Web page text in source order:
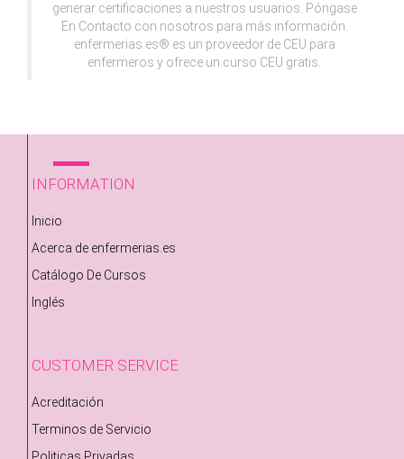
generar certificaciones a nuestros usuarios. Póngase
En Contacto con nosotros para más información.
enfermerias.es® es un proveedor de CEU para
enfermeros y ofrece un curso CEU gratis.
INFORMATION
Inicio
Acerca de enfermerias.es
Catálogo De Cursos
Inglés
CUSTOMER SERVICE
Acreditación
Terminos de Servicio